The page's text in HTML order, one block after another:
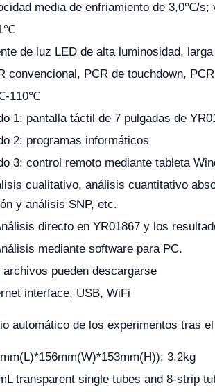
media de enfriamiento de 3,0℃/
de luz LED de alta luminosidad,
convencional, PCR de touchdown,
110℃
1: pantalla táctil de 7 pulgadas de
2: programas informáticos
3: control remoto mediante tableta
cualitativo, análisis cuantitativo
y análisis SNP, etc.
directo en YR01867 y los
mediante software para PC.
archivos pueden descargarse
interface, USB, WiFi
automático de los experimentos tras
3.2kg
transparent single tubes and 8-strip